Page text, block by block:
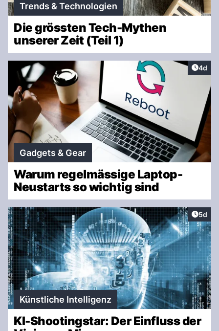
Trends & Technologien
Die grössten Tech-Mythen
unserer Zeit (Teil 1)
4d
Gadgets & Gear
Warum regelmässige Laptop-
Neustarts so wichtig sind
5d
Künstliche Intelligenz
KI-Shootingstar: Der Einfluss der